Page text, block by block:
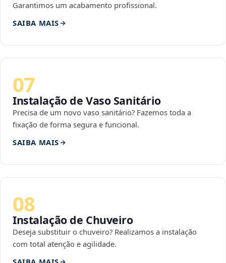
Garantimos um acabamento profissional.
SAIBA MAIS
07
Instalação de Vaso Sanitário
Precisa de um novo vaso sanitário? Fazemos toda a
fixação de forma segura e funcional.
SAIBA MAIS
08
Instalação de Chuveiro
Deseja substituir o chuveiro? Realizamos a instalação
com total atenção e agilidade.